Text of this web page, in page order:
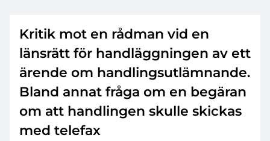
Kritik mot en rådman vid en
länsrätt för handläggningen av ett
ärende om handlingsutlämnande.
Bland annat fråga om en begäran
om att handlingen skulle skickas
med telefax